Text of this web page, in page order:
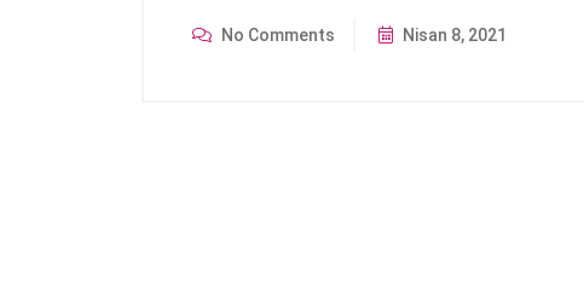
No Comments Nisan 8, 2021